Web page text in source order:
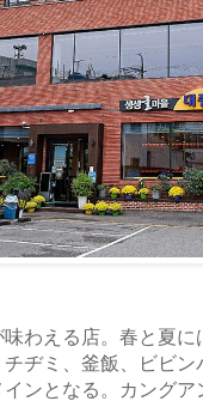
わえる店。春と夏
ヂミ、釜飯、ビビ
ンとなる。カング